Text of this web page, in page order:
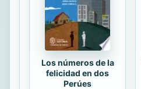
Los números de la
felicidad en dos
Perúes